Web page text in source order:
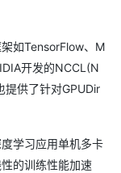
如TensorFlow、M
开发的NCCL(N
供了针对GPUDir
学习应用单机多卡
的训练性能加速